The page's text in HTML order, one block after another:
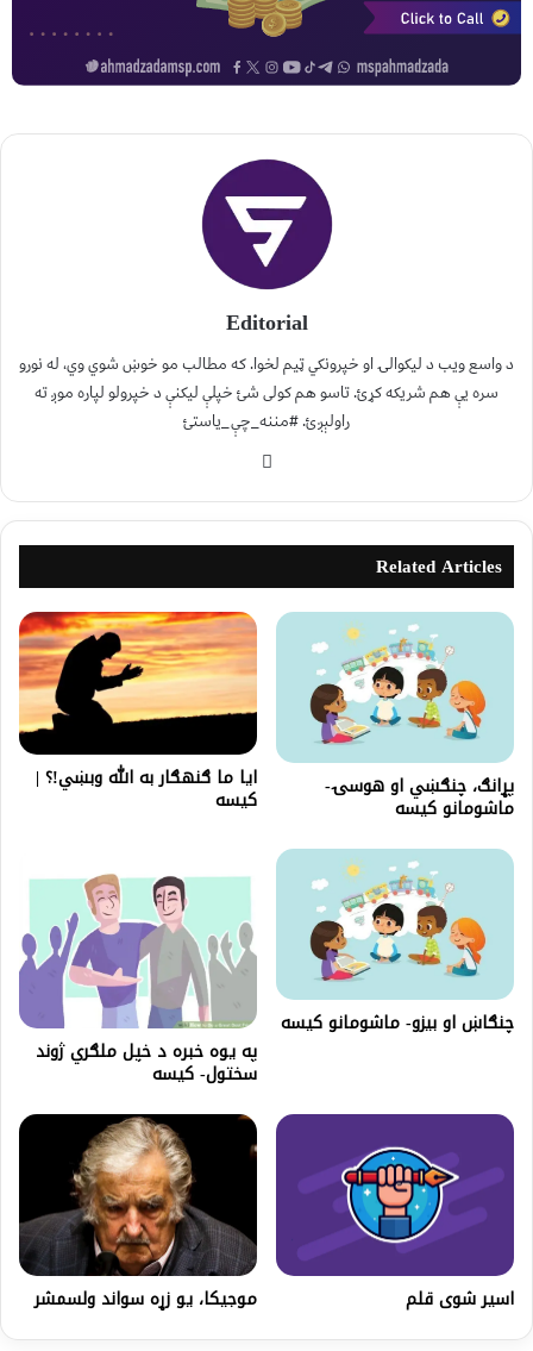
Editorial
د واسع ویب د لیکوالۍ او خپرونکي ټیم لخوا. که مطالب مو خوښ شوي وي، له نورو
سره یې هم شریکه کړئ. تاسو هم کولی شئ خپلې لیکنې د خپرولو لپاره موږ ته
راولېږئ. #مننه_چې_یاستئ
Related Articles
پړانګ، چنګښي او هوسۍ-
ماشومانو کیسه
ایا ما ګنهګار به الله وبښي!؟ |
کیسه
چنګاښ او بیزو- ماشومانو کیسه
په یوه خبره د خپل ملګري ژوند
سختول- کیسه
اسير شوى قلم موجيکا، يو زړه‌ سواند ولسمشر